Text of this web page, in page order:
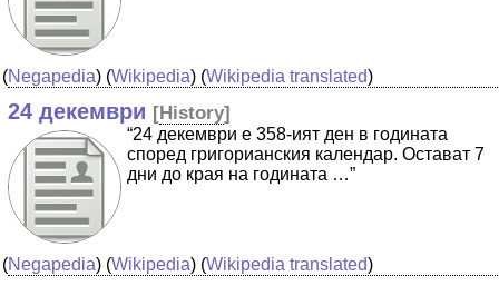
(Negapedia) (Wikipedia) (Wikipedia translated)
24 декември [History]
“24 декември е 358-ият ден в годината
според григорианския календар. Остават 7
дни до края на годината …”
(Negapedia) (Wikipedia) (Wikipedia translated)